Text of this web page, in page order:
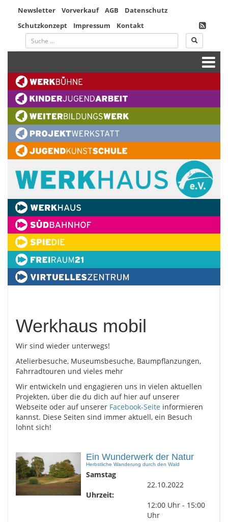
Newsletter Vorverkauf AGB
Datenschutz
Schutzkonzept
Impressum Kontakt
Werkhaus mobil
Wir sind wieder unterwegs!
Atelierbesuche, Museumsbesuche, Baumpflanzungen,
Fahrradtouren und vieles mehr
Wir entwickeln und engagieren uns in vielen aktuellen
Projekten, über die du dich auf hier auf unserer
Webseite oder auf unserer Facebook-Seite informieren
kannst. Diese Seiten sind immer aktuell, ein Besuch
lohnt sich!
Ein Wunderwerk der Natur
Herbstliche Wanderung durch den Wald
Samstag
22.10.2022
Uhrzeit:
12:00 Uhr - 15:00
Uhr